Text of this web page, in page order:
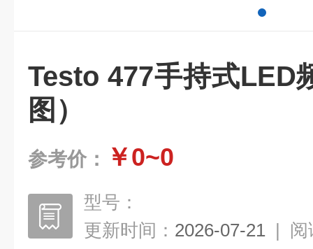
Testo 477手持式LED
图）
参考价： ￥0~0
型号：
更新时间： 2026-07-21 | 阅